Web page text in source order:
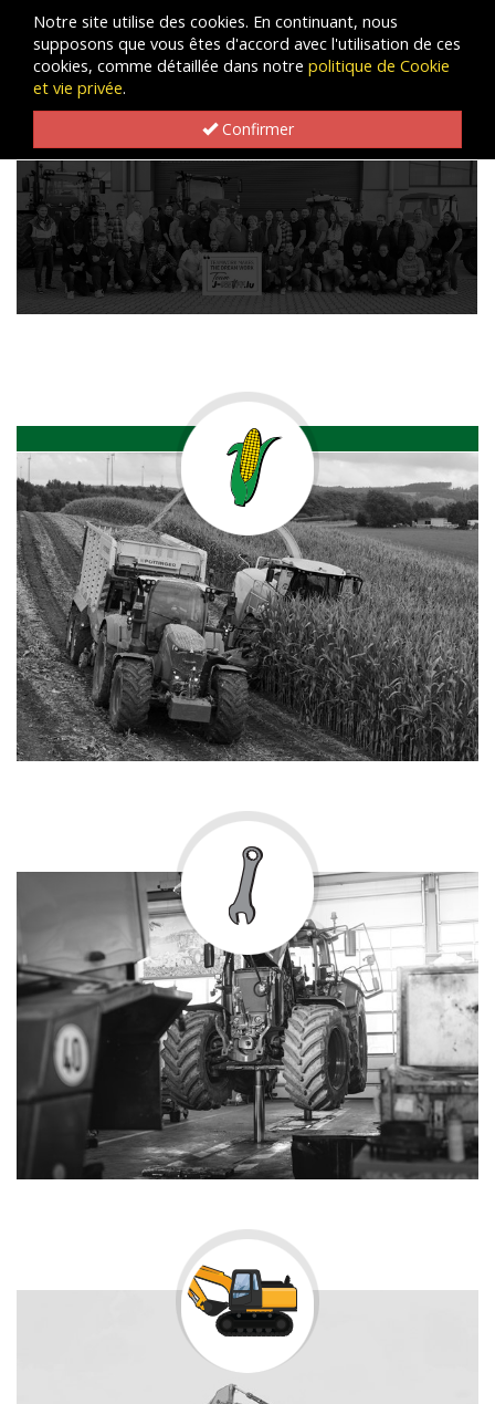
Notre site utilise des cookies. En continuant, nous
supposons que vous êtes d'accord avec l'utilisation de ces
cookies, comme détaillée dans notre politique de Cookie
et vie privée.
Confirmer